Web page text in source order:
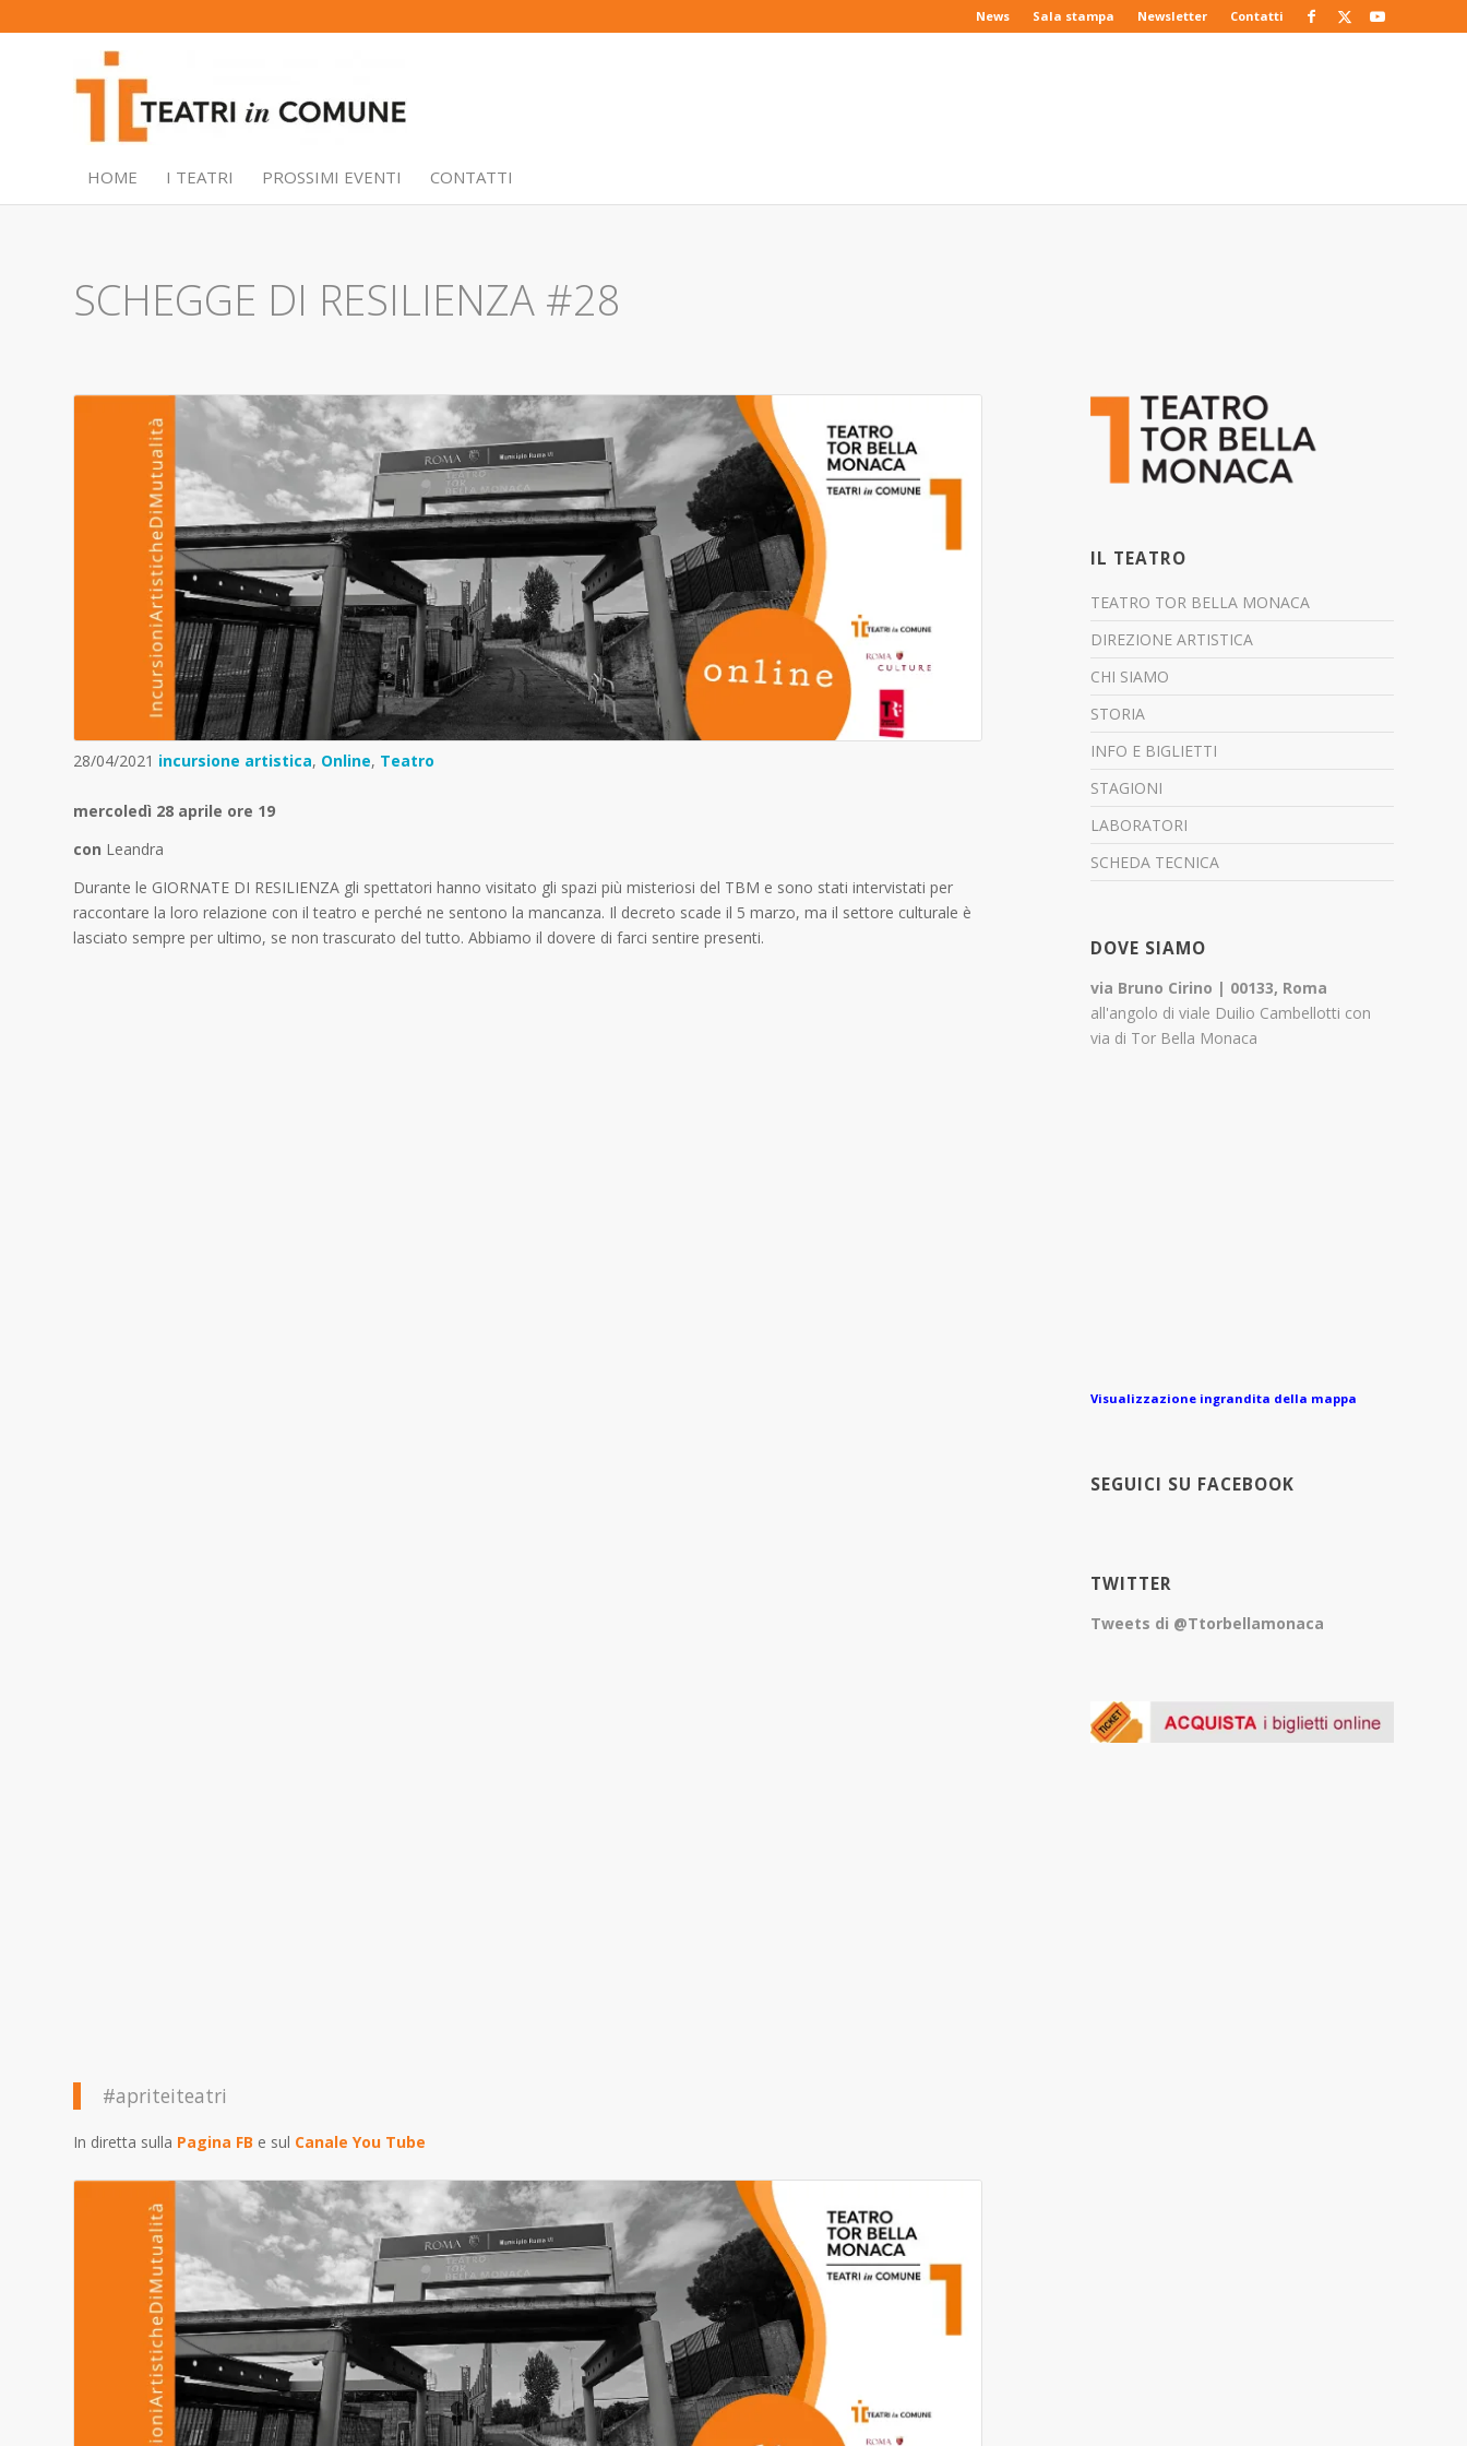
News Sala stampa Newsletter Contatti
HOME I TEATRI PROSSIMI EVENTI CONTATTI
SCHEGGE DI RESILIENZA #28
28/04/2021 incursione artistica, Online, Teatro
mercoledì 28 aprile ore 19
con Leandra
Durante le GIORNATE DI RESILIENZA gli spettatori hanno visitato gli spazi più misteriosi del TBM e sono stati intervistati per
raccontare la loro relazione con il teatro e perché ne sentono la mancanza. Il decreto scade il 5 marzo, ma il settore culturale è
lasciato sempre per ultimo, se non trascurato del tutto. Abbiamo il dovere di farci sentire presenti.
#apriteiteatri
In diretta sulla Pagina FB e sul Canale You Tube
IL TEATRO
TEATRO TOR BELLA MONACA
DIREZIONE ARTISTICA
CHI SIAMO
STORIA
INFO E BIGLIETTI
STAGIONI
LABORATORI
SCHEDA TECNICA
DOVE SIAMO
via Bruno Cirino | 00133, Roma
all'angolo di viale Duilio Cambellotti con
via di Tor Bella Monaca
Visualizzazione ingrandita della mappa
SEGUICI SU FACEBOOK
TWITTER
Tweets di @Ttorbellamonaca